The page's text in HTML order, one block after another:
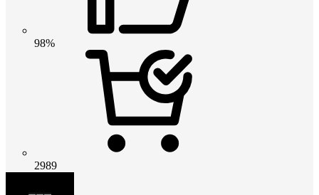
98%
2989